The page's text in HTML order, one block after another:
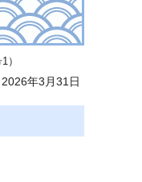
）
年3月31日